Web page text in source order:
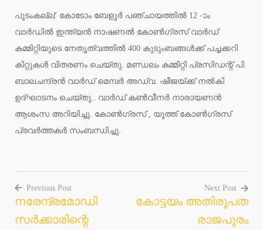
പൂടംകല്ല്: കോടോം ബേളൂർ പഞ്ചായത്തിൽ 12 -ാം
വാർഡിൽ ഇന്ത്യൻ നാഷണൽ കോൺഗ്രസ് വാർഡ്
കമ്മിറ്റിയുടെ നേതൃത്വത്തിൽ 400 കുടുംബങ്ങൾക്ക് പച്ചക്കറി
കിറ്റുകൾ വിതരണം ചെയ്തു. മണ്ഡലം കമ്മിറ്റി പ്രസിഡന്റ് പി.
ബാലചന്ദ്രൻ വാർഡ് മെമ്പർ അഡ്വ. ഷീജയ്ക്ക് നൽകി
ഉദ്ഘാടനം ചെയ്തു.. വാർഡ് കൺവീനർ നാരായണൻ
ആശംസ അറിയിച്ചു. കോൺഗ്രസ് , യൂത്ത് കോൺഗ്രസ്
പ്രവർത്തകർ സംബന്ധിച്ചു.
Post
navigation
Previous Post
നരേന്ദ്രമോഡി
സർക്കാരിന്റെ
Next Post
കോട്ടയം അതിരൂപത
രാജപുരം